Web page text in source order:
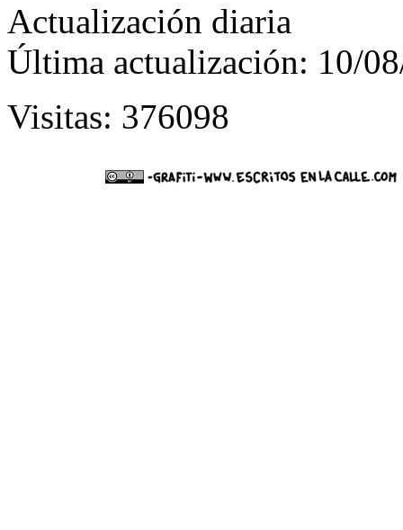
Actualización diaria
Última actualización: 10/
Visitas: 376098